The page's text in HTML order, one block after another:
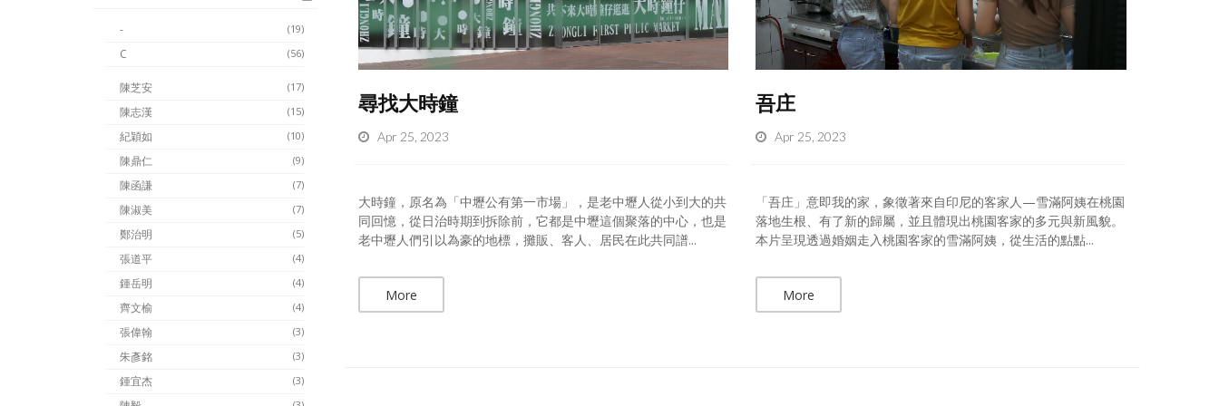
(19)
-
(56)
C
(17)
陳芝安
(15)
陳志漢
(10)
紀穎如
(9)
陳鼎仁
(7)
陳函謙
(7)
陳淑美
(5)
鄭治明
(4)
張道平
(4)
鍾岳明
(4)
齊文榆
(3)
張偉翰
(3)
朱彥銘
(3)
鍾宜杰
尋找大時鐘
Apr 25, 2023
大時鐘，原名為「中壢公有第一市場」，是老中壢人從小到大的共
同回憶，從日治時期到拆除前，它都是中壢這個聚落的中心，也是
老中壢人們引以為豪的地標，攤販、客人、居民在此共同譜...
More
吾庄
Apr 25, 2023
「吾庄」意即我的家，象徵著來自印尼的客家人—雪滿阿姨在桃園
落地生根、有了新的歸屬，並且體現出桃園客家的多元與新風貌。
本片呈現透過婚姻走入桃園客家的雪滿阿姨，從生活的點點...
More